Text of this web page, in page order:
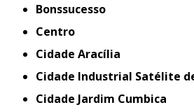
Bonssucesso
Centro
Cidade Aracília
Cidade Industrial Satélite
Cidade Jardim Cumbica